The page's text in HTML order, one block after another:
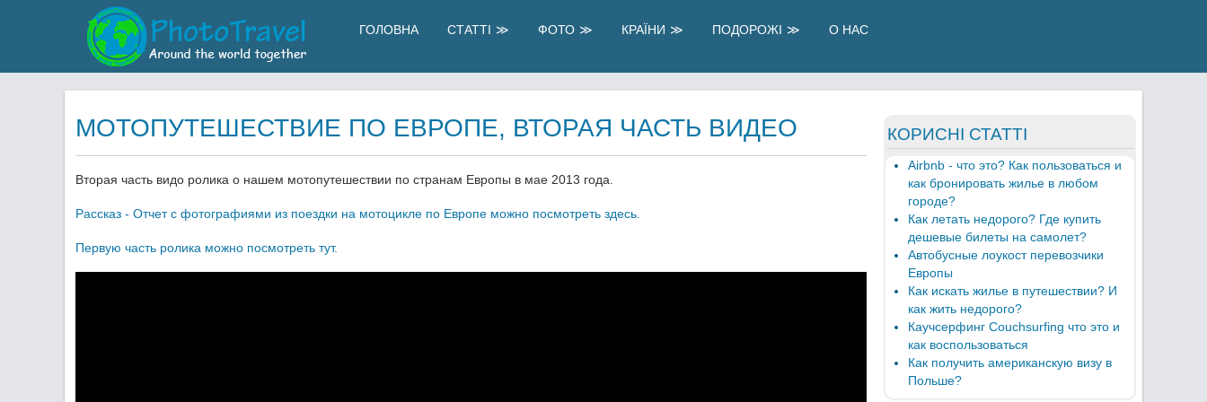
ГОЛОВНА СТАТТІ ФОТО КРАЇНИ ПОДОРОЖІ О НАС
МОТОПУТЕШЕСТВИЕ ПО ЕВРОПЕ, ВТОРАЯ ЧАСТЬ ВИДЕО
Вторая часть видо ролика о нашем мотопутешествии по странам Европы в мае 2013 года.
Рассказ - Отчет с фотографиями из поездки на мотоцикле по Европе можно посмотреть здесь.
Первую часть ролика можно посмотреть тут.
КОРИСНІ СТАТТІ
Airbnb - что это? Как пользоваться и
как бронировать жилье в любом
городе?
Как летать недорого? Где купить
дешевые билеты на самолет?
Автобусные лоукост перевозчики
Европы
Как искать жилье в путешествии? И
как жить недорого?
Каучсерфинг Couchsurfing что это и
как воспользоваться
Как получить американскую визу в
Польше?